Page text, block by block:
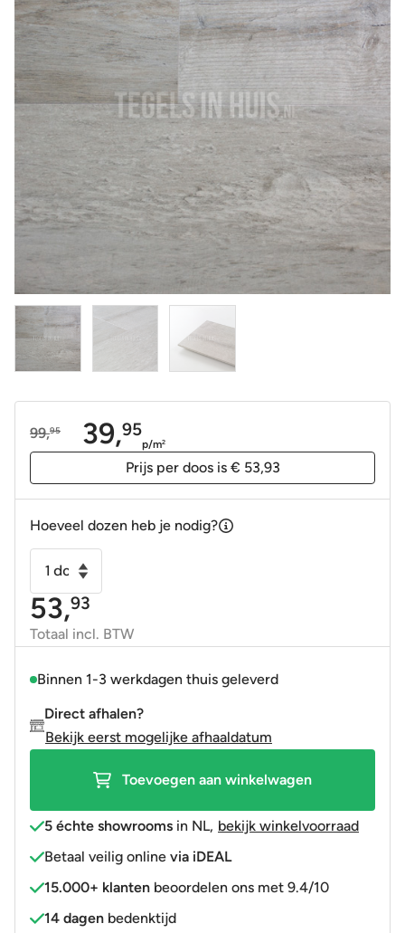
99,95
Oorspronkelijke
39,95
Huidige
p/m2
Prijs per doos is € 53,93
Hoeveel dozen heb je nodig?
parket
-
Houtlook
tegel
Natura
30x150
gerectificeerd
53,93
Totaal incl. BTW
Binnen 1-3 werkdagen thuis geleverd
Direct afhalen?
Bekijk eerst mogelijke afhaaldatum
Toevoegen aan winkelwagen
5 échte showrooms in NL, bekijk winkelvoorraad
Betaal veilig online via iDEAL
15.000+ klanten beoordelen ons met 9.4/10
14 dagen bedenktijd